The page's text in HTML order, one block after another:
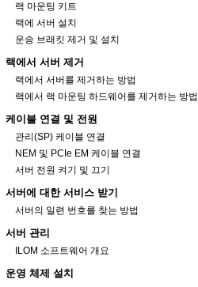
랙 마운팅 키트
랙에 서버 설치
운송 브래킷 제거 및 설치
랙에서 서버 제거
랙에서 서버를 제거하는 방법
랙에서 랙 마운팅 하드웨어를 제거하는 방법
케이블 연결 및 전원
관리(SP) 케이블 연결
NEM 및 PCIe EM 케이블 연결
서버 전원 켜기 및 끄기
서버에 대한 서비스 받기
서버의 일련 번호를 찾는 방법
서버 관리
ILOM 소프트웨어 개요
운영 체제 설치